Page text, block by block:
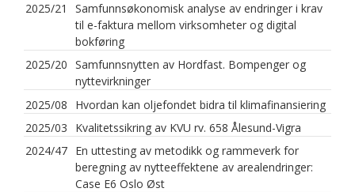
2025/21
Samfunnsøkonomisk analyse av endringer i krav
til e-faktura mellom virksomheter og digital
bokføring
2025/20 Samfunnsnytten av Hordfast. Bompenger og
nyttevirkninger
2025/08
Hvordan kan oljefondet bidra til klimafinansiering
2025/03
Kvalitetssikring av KVU rv. 658 Ålesund-Vigra
2024/47 En uttesting av metodikk og rammeverk for
beregning av nytteeffektene av arealendringer:
Case E6 Oslo Øst